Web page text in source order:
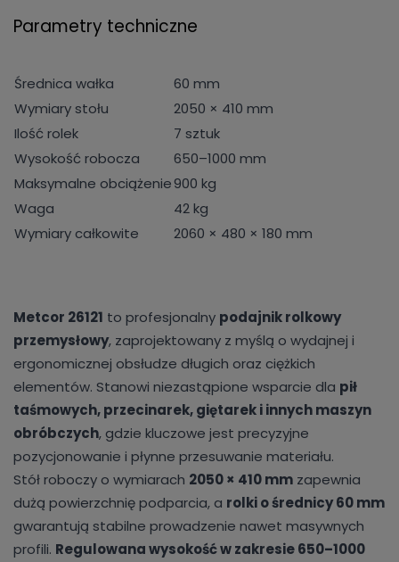
Parametry techniczne
Średnica wałka
60 mm
Wymiary stołu
2050 × 410 mm
Ilość rolek
7 sztuk
Wysokość robocza
650–1000 mm
Maksymalne obciążenie900 kg
Waga
42 kg
Wymiary całkowite
2060 × 480 × 180 mm
Metcor 26121 to profesjonalny podajnik rolkowy
przemysłowy, zaprojektowany z myślą o wydajnej i
ergonomicznej obsłudze długich oraz ciężkich
elementów. Stanowi niezastąpione wsparcie dla pił
taśmowych, przecinarek, giętarek i innych maszyn
obróbczych, gdzie kluczowe jest precyzyjne
pozycjonowanie i płynne przesuwanie materiału.
Stół roboczy o wymiarach 2050 × 410 mm zapewnia
dużą powierzchnię podparcia, a rolki o średnicy 60 mm
gwarantują stabilne prowadzenie nawet masywnych
profili. Regulowana wysokość w zakresie 650–1000